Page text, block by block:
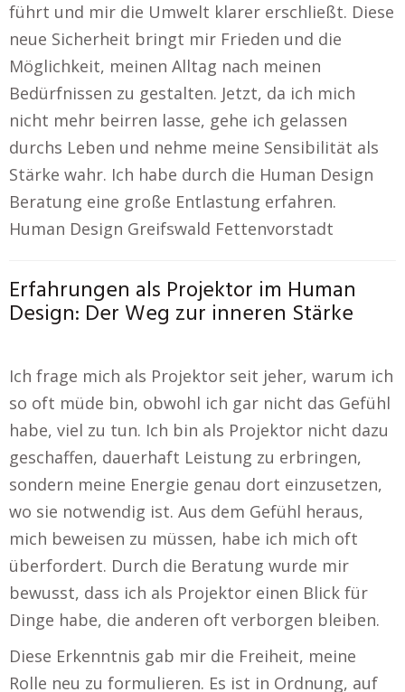
führt und mir die Umwelt klarer erschließt. Diese
neue Sicherheit bringt mir Frieden und die
Möglichkeit, meinen Alltag nach meinen
Bedürfnissen zu gestalten. Jetzt, da ich mich
nicht mehr beirren lasse, gehe ich gelassen
durchs Leben und nehme meine Sensibilität als
Stärke wahr. Ich habe durch die Human Design
Beratung eine große Entlastung erfahren.
Human Design Greifswald Fettenvorstadt
Erfahrungen als Projektor im Human
Design: Der Weg zur inneren Stärke
Ich frage mich als Projektor seit jeher, warum ich
so oft müde bin, obwohl ich gar nicht das Gefühl
habe, viel zu tun. Ich bin als Projektor nicht dazu
geschaffen, dauerhaft Leistung zu erbringen,
sondern meine Energie genau dort einzusetzen,
wo sie notwendig ist. Aus dem Gefühl heraus,
mich beweisen zu müssen, habe ich mich oft
überfordert. Durch die Beratung wurde mir
bewusst, dass ich als Projektor einen Blick für
Dinge habe, die anderen oft verborgen bleiben.
Diese Erkenntnis gab mir die Freiheit, meine
Rolle neu zu formulieren. Es ist in Ordnung, auf